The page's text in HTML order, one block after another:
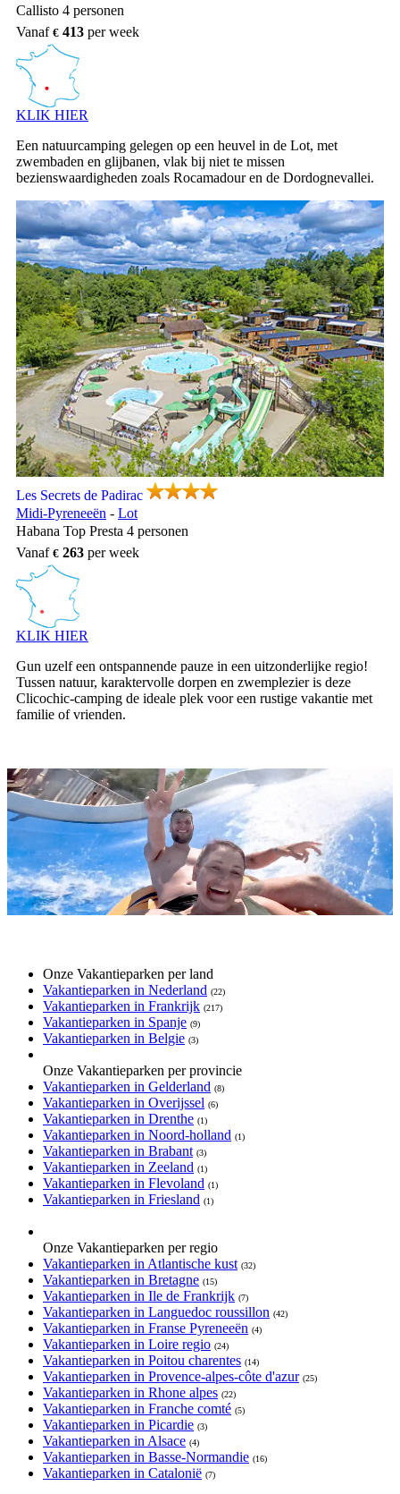
Callisto 4 personen
Vanaf
413 per week
KLIK HIER
Een natuurcamping gelegen op een heuvel in de Lot, met
zwembaden en glijbanen, vlak bij niet te missen
bezienswaardigheden zoals Rocamadour en de Dordognevallei.
Les Secrets de Padirac, Vakantiepark Midi-Pyreneeën
Les Secrets de Padirac
Midi-Pyreneeën - Lot
Habana Top Presta 4 personen
Vanaf
263 per week
KLIK HIER
Gun uzelf een ontspannende pauze in een uitzonderlijke regio!
Tussen natuur, karaktervolle dorpen en zwemplezier is deze
Clicochic-camping de ideale plek voor een rustige vakantie met
familie of vrienden.
Onze Vakantieparken per land
Vakantieparken in Nederland (22)
Vakantieparken in Frankrijk (217)
Vakantieparken in Spanje (9)
Vakantieparken in Belgie (3)
Onze Vakantieparken per provincie
Vakantieparken in Gelderland (8)
Vakantieparken in Overijssel (6)
Vakantieparken in Drenthe (1)
Vakantieparken in Noord-holland (1)
Vakantieparken in Brabant (3)
Vakantieparken in Zeeland (1)
Vakantieparken in Flevoland (1)
Vakantieparken in Friesland (1)
Onze Vakantieparken per regio
Vakantieparken in Atlantische kust (32)
Vakantieparken in Bretagne (15)
Vakantieparken in Ile de Frankrijk (7)
Vakantieparken in Languedoc roussillon (42)
Vakantieparken in Franse Pyreneeën (4)
Vakantieparken in Loire regio (24)
Vakantieparken in Poitou charentes (14)
Vakantieparken in Provence-alpes-côte d'azur (25)
Vakantieparken in Rhone alpes (22)
Vakantieparken in Franche comté (5)
Vakantieparken in Picardie (3)
Vakantieparken in Alsace (4)
Vakantieparken in Basse-Normandie (16)
Vakantieparken in Catalonië (7)